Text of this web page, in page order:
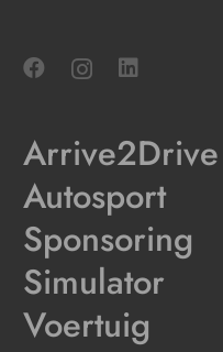
Arrive2Drive
Autosport
Sponsoring
Simulator
Voertuig